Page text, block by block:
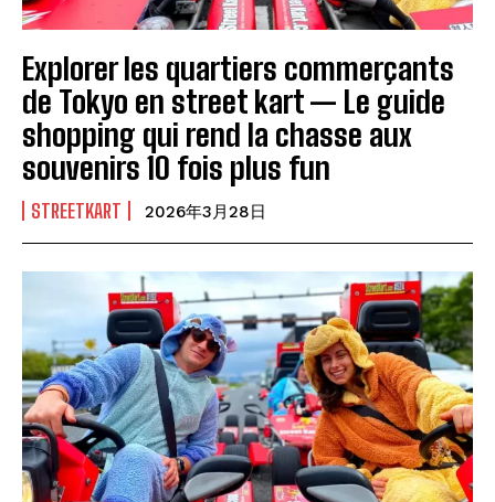
Explorer les quartiers commerçants
de Tokyo en street kart — Le guide
shopping qui rend la chasse aux
souvenirs 10 fois plus fun
STREETKART 2026年3月28日